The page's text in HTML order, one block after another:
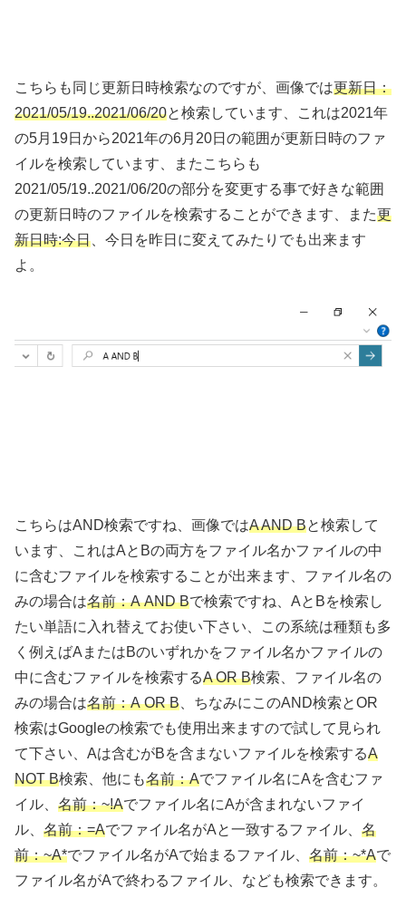
こちらも同じ更新日時検索なのですが、画像では更新日：
2021/05/19..2021/06/20と検索しています、これは2021年
の5月19日から2021年の6月20日の範囲が更新日時のファ
イルを検索しています、またこちらも
2021/05/19..2021/06/20の部分を変更する事で好きな範囲
の更新日時のファイルを検索することができます、また更
新日時:今日 、今日を昨日に変えてみたりでも出来ます
よ。
こちらはAND検索ですね、画像ではA AND Bと検索して
います、これはAとBの両方をファイル名かファイルの中
に含むファイルを検索することが出来ます、ファイル名の
みの場合は名前：A AND Bで検索ですね、AとBを検索し
たい単語に入れ替えてお使い下さい、この系統は種類も多
く例えばAまたはBのいずれかをファイル名かファイルの
中に含むファイルを検索するA OR B検索、ファイル名の
みの場合は名前：A OR B 、ちなみにこのAND検索とOR
検索はGoogleの検索でも使用出来ますので試して見られ
て下さい、Aは含むがBを含まないファイルを検索するA
NOT B検索、他にも名前：Aでファイル名にAを含むファ
イル、 名前：~!Aでファイル名にAが含まれないファイ
ル、 名前：=Aでファイル名がAと一致するファイル、 名
前：~A*でファイル名がAで始まるファイル、 名前：~*Aで
ファイル名がAで終わるファイル、なども検索できます。